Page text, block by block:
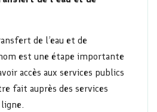
de l’eau et de
est une étape importante
accès aux services publics
fait auprès des services